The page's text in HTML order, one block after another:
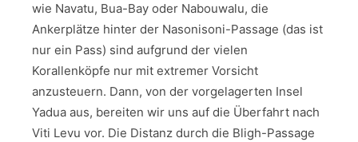
wie Navatu, Bua-Bay oder Nabouwalu, die
Ankerplätze hinter der Nasonisoni-Passage (das ist
nur ein Pass) sind aufgrund der vielen
Korallenköpfe nur mit extremer Vorsicht
anzusteuern. Dann, von der vorgelagerten Insel
Yadua aus, bereiten wir uns auf die Überfahrt nach
Viti Levu vor. Die Distanz durch die Bligh-Passage